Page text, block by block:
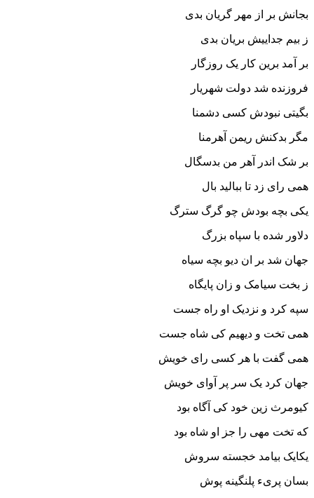
بجانش بر از مهر گریان بدى
ز بیم جداییش بریان بدى
بر آمد برین کار یک روزگار
فروزنده شد دولت شهریار
بگیتى نبودش کسى دشمنا
مگر بدکنش ریمن آهرمنا
بر شک اندر آهر من بدسگال
همى راى زد تا ببالید بال
یکى بچه بودش چو گرگ سترگ
دلاور شده با سپاه بزرگ‏
جهان شد بر ان دیو بچه سیاه
ز بخت سیامک و زان پایگاه‏
سپه کرد و نزدیک او راه جست
همى تخت و دیهیم کى شاه جست‏
همى گفت با هر کسى راى خویش
جهان کرد یک سر پر آواى خویش‏
کیومرث زین خود کى آگاه بود
که تخت مهى را جز او شاه بود
یکایک بیامد خجسته سروش
بسان پرى‏ء پلنگینه پوش‏